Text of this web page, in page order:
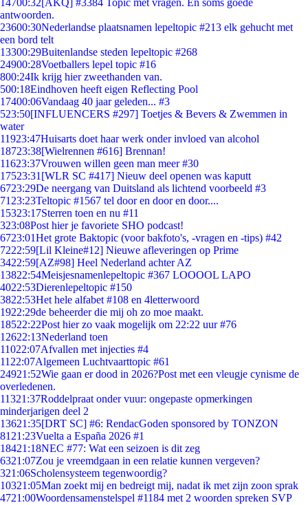
14700:32[AKQ] #3384 Topic met vragen. En soms goede
antwoorden.
23600:30Nederlandse plaatsnamen lepeltopic #213 elk gehucht met
een bord telt
13300:29Buitenlandse steden lepeltopic #268
24900:28Voetballers lepel topic #16
800:24Ik krijg hier zweethanden van.
500:18Eindhoven heeft eigen Reflecting Pool
17400:06Vandaag 40 jaar geleden... #3
523:50[INFLUENCERS #297] Toetjes & Bevers & Zwemmen in
water
11923:47Huisarts doet haar werk onder invloed van alcohol
18723:38[Wielrennen #616] Brennan!
11623:37Vrouwen willen geen man meer #30
17523:31 [WLR SC #417] Nieuw deel openen was kaputt
6723:29De neergang van Duitsland als lichtend voorbeeld #3
71 23:23Teltopic #1567 tel door en door en door....
15323:17Sterren toen en nu #11
323:08Post hier je favoriete SHO podcast!
6723:01Het grote Baktopic (voor bakfoto's, -vragen en -tips) #42
7222:59[Lil Kleine#12] Nieuwe afleveringen op Prime
3422:59[AZ#98] Heel Nederland achter AZ
13822:54Meisjesnamenlepeltopic #367 LOOOOL LAPO
4022:53Dierenlepeltopic #150
3822:53Het hele alfabet #108 en 4letterwoord
1922:29de beheerder die mij oh zo moe maakt.
18522:22Post hier zo vaak mogelijk om 22:22 uur #76
12622:13Nederland toen
11022:07Afvallen met injecties #4
11 22:07Algemeen Luchtvaarttopic #61
24921:52Wie gaan er dood in 2026?Post met een vleugje cynisme de
overledenen.
11321:37Roddelpraat onder vuur: ongepaste opmerkingen
minderjarigen deel 2
13621:35[DRT SC] #6: RendacGoden sponsored by TONZON
81 21:23Vuelta a España 2026 #1
18421:18NEC #77: Wat een seizoen is dit zeg
6321:07Zou je vreemdgaan in een relatie kunnen vergeven?
321:06Scholensysteem tegenwoordig?
10321:05Man zoekt mij en bedreigt mij, nadat ik met zijn zoon sprak
4721:00Woordensamenstelspel #1184 met 2 woorden spreken SVP